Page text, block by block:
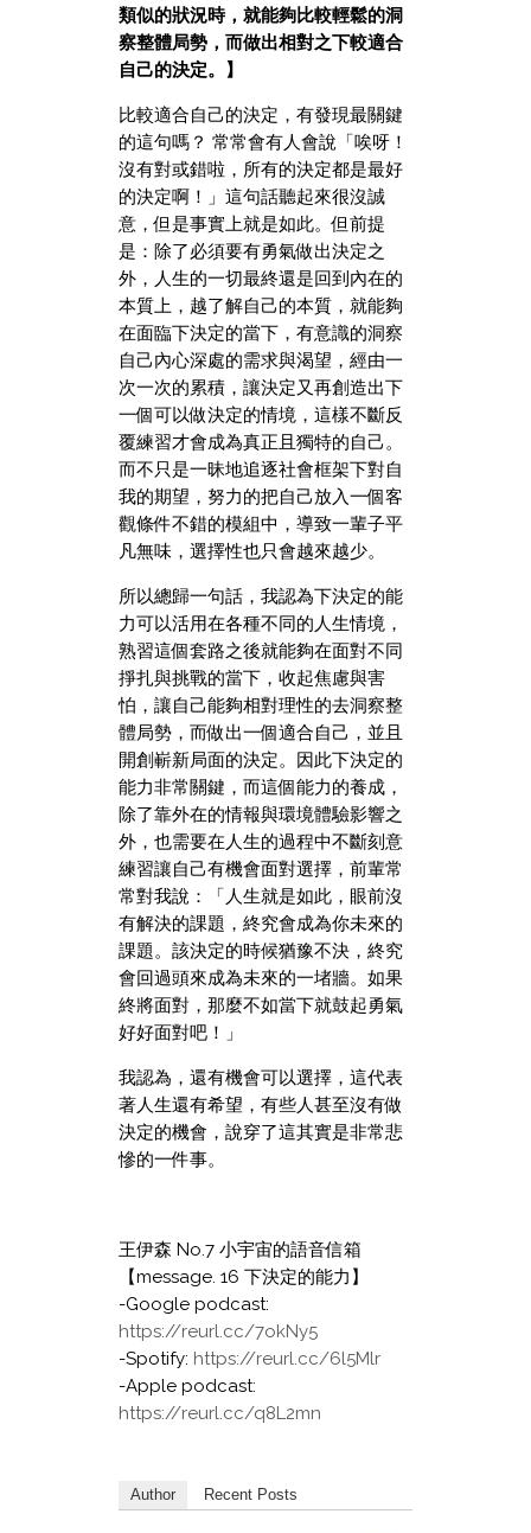
類似的狀況時，就能夠比較輕鬆的洞
察整體局勢，而做出相對之下較適合
自己的決定。】
比較適合自己的決定，有發現最關鍵
的這句嗎？ 常常會有人會說「唉呀！
沒有對或錯啦，所有的決定都是最好
的決定啊！」這句話聽起來很沒誠
意，但是事實上就是如此。但前提
是：除了必須要有勇氣做出決定之
外，人生的一切最終還是回到內在的
本質上，越了解自己的本質，就能夠
在面臨下決定的當下，有意識的洞察
自己內心深處的需求與渴望，經由一
次一次的累積，讓決定又再創造出下
一個可以做決定的情境，這樣不斷反
覆練習才會成為真正且獨特的自己。
而不只是一昧地追逐社會框架下對自
我的期望，努力的把自己放入一個客
觀條件不錯的模組中，導致一輩子平
凡無味，選擇性也只會越來越少。
所以總歸一句話，我認為下決定的能
力可以活用在各種不同的人生情境，
熟習這個套路之後就能夠在面對不同
掙扎與挑戰的當下，收起焦慮與害
怕，讓自己能夠相對理性的去洞察整
體局勢，而做出一個適合自己，並且
開創嶄新局面的決定。因此下決定的
能力非常關鍵，而這個能力的養成，
除了靠外在的情報與環境體驗影響之
外，也需要在人生的過程中不斷刻意
練習讓自己有機會面對選擇，前輩常
常對我說：「人生就是如此，眼前沒
有解決的課題，終究會成為你未來的
課題。該決定的時候猶豫不決，終究
會回過頭來成為未來的一堵牆。如果
終將面對，那麼不如當下就鼓起勇氣
好好面對吧！」
我認為，還有機會可以選擇，這代表
著人生還有希望，有些人甚至沒有做
決定的機會，說穿了這其實是非常悲
慘的一件事。
王伊森 No.7 小宇宙的語音信箱
【message. 16 下決定的能力】
-Google podcast:
https://reurl.cc/7okNy5
-Spotify: https://reurl.cc/6l5Mlr
-Apple podcast:
https://reurl.cc/q8L2mn
Author Recent Posts